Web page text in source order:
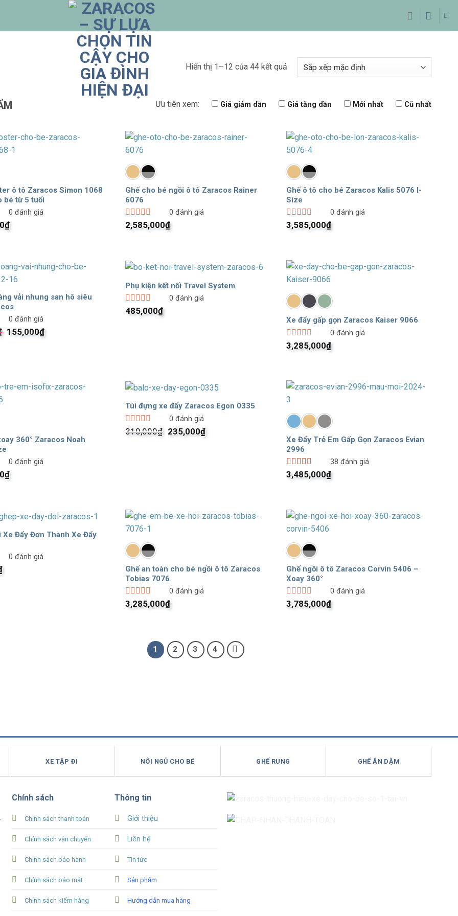
Hiển thị 1–12 của 44 kết quả
Ưu tiên xem: Giá giảm dần Giá tăng dần Mới nhất Cũ nhất
ô tô Zaracos Simon 1068
bé từ 5 tuổi
0 đánh giá
₫
Ghế cho bé ngồi ô tô Zaracos Rainer
6076
Được
xếp
sao
0 đánh giá
2,585,000₫
Ghế ô tô cho bé Zaracos Kalis 5076 I-
Size
Được
xếp
sao
0 đánh giá
3,585,000₫
vải nhung san hô siêu
0 đánh giá
Giá
155,000₫Giá
hiện
Phụ kiện kết nối Travel System
Được
xếp
0 đánh giá
485,000₫
Xe đẩy gấp gọn Zaracos Kaiser 9066
Được
xếp
sao
0 đánh giá
3,285,000₫
360° Zaracos Noah
0 đánh giá
₫
Túi đựng xe đẩy Zaracos Egon 0335
Được
0 đánh giá
310,000₫ Giá
gốc
235,000₫Giá
hiện
Xe Đẩy Trẻ Em Gấp Gọn Zaracos Evian
2996
Được xếp
hạng 5.00 5
38 đánh giá
3,485,000₫
Xe Đẩy Đơn Thành Xe Đẩy
0 đánh giá
Ghế an toàn cho bé ngồi ô tô Zaracos
Tobias 7076
Được
xếp
0 đánh giá
3,285,000₫
Ghế ngồi ô tô Zaracos Corvin 5406 –
Xoay 360°
Được
xếp
0 đánh giá
3,785,000₫
1 2 3 4
XE TẬP ĐI NÔI NGỦ CHO BÉ GHẾ RUNG GHẾ ĂN DẶM
Chính sách
Chính sách thanh toán
Chính sách vận chuyển
Chính sách bảo hành
Chính sách bảo mật
Chính sách kiểm hàng
Thông tin
Giới thiệu
Liên hệ
Tin tức
Sản phẩm
Hướng dẫn mua hàng